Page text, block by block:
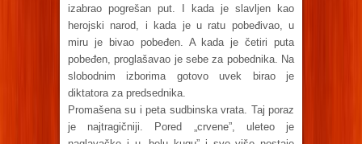
izabrao pogrešan put. I kada je slavljen kao
herojski narod, i kada je u ratu pobeđivao, u
miru je bivao pobeđen. A kada je četiri puta
pobeđen, proglašavao je sebe za pobednika. Na
slobodnim izborima gotovo uvek birao je
diktatora za predsednika.
Promašena su i peta sudbinska vrata. Taj poraz
je najtragičniji. Pored „crvene”, uleteo je